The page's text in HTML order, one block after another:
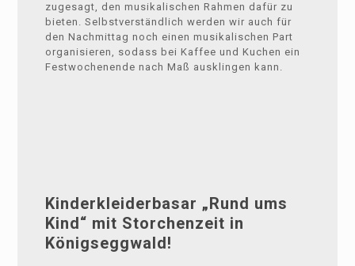
zugesagt, den musikalischen Rahmen dafür zu
bieten. Selbstverständlich werden wir auch für
den Nachmittag noch einen musikalischen Part
organisieren, sodass bei Kaffee und Kuchen ein
Festwochenende nach Maß ausklingen kann.
Kinderkleiderbasar „Rund ums
Kind“ mit Storchenzeit in
Königseggwald!